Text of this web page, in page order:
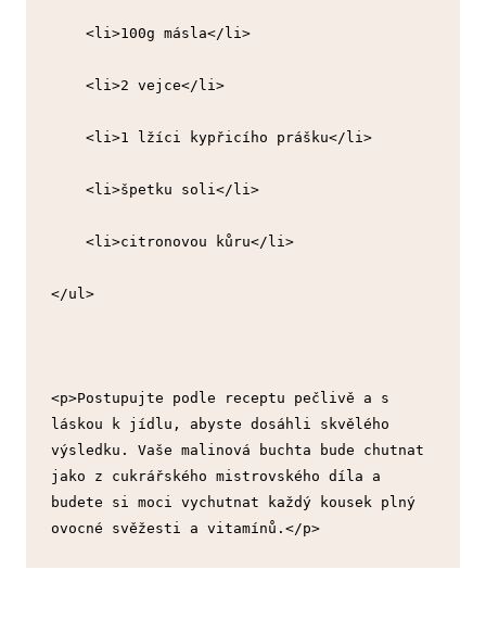
    <li>100g másla</li>
    <li>2 vejce</li>
    <li>1 lžíci kypřicího prášku</li>
    <li>špetku soli</li>
    <li>citronovou kůru</li>
</ul>
<p>Postupujte podle receptu pečlivě a s
láskou k jídlu, abyste dosáhli skvělého
výsledku. Vaše malinová buchta bude chutnat
jako z cukrářského mistrovského díla a
budete si moci vychutnat každý kousek plný
ovocné svěžesti a vitamínů.</p>